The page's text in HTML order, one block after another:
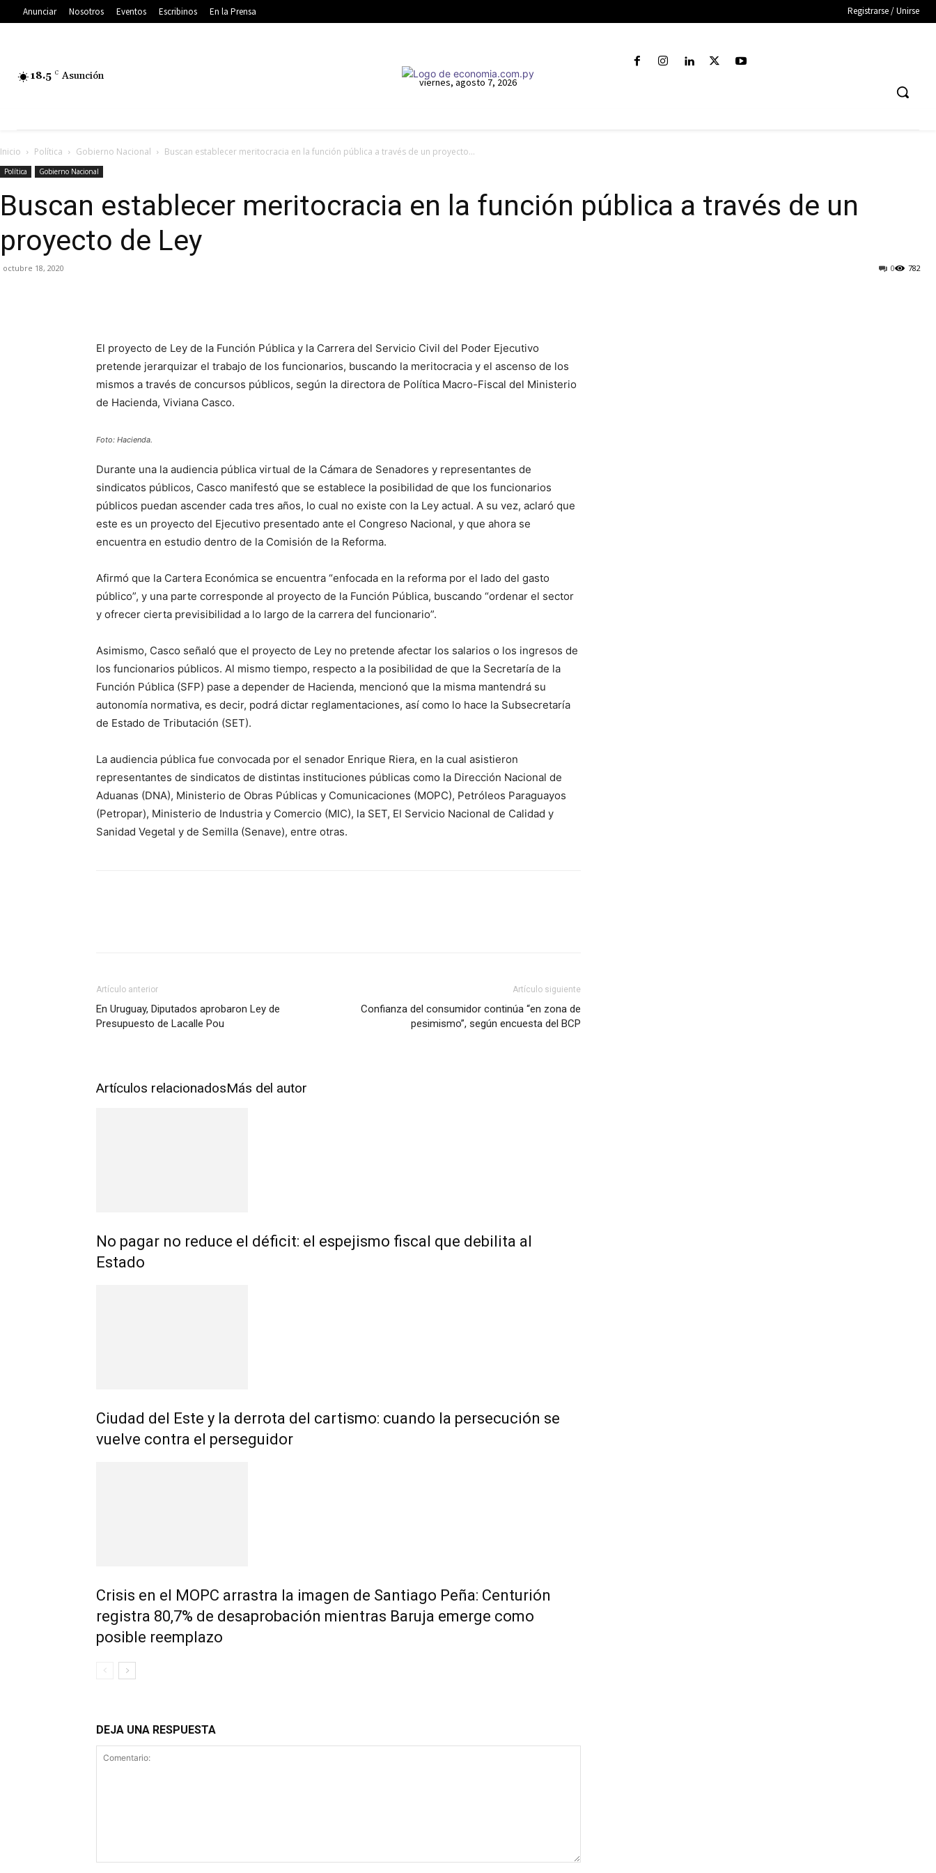
Anunciar Nosotros Eventos Escribinos En la Prensa Registrarse / Unirse
18.5 C Asunción viernes, agosto 7, 2026
Inicio Política Gobierno Nacional Buscan establecer meritocracia en la función pública a través de un proyecto...
Política Gobierno Nacional
Buscan establecer meritocracia en la función pública a través de un
proyecto de Ley
octubre 18, 2020 782
0
El proyecto de Ley de la Función Pública y la Carrera del Servicio Civil del Poder Ejecutivo
pretende jerarquizar el trabajo de los funcionarios, buscando la meritocracia y el ascenso de los
mismos a través de concursos públicos, según la directora de Política Macro-Fiscal del Ministerio
de Hacienda, Viviana Casco.
Foto: Hacienda.
Durante una la audiencia pública virtual de la Cámara de Senadores y representantes de
sindicatos públicos, Casco manifestó que se establece la posibilidad de que los funcionarios
públicos puedan ascender cada tres años, lo cual no existe con la Ley actual. A su vez, aclaró que
este es un proyecto del Ejecutivo presentado ante el Congreso Nacional, y que ahora se
encuentra en estudio dentro de la Comisión de la Reforma.
Afirmó que la Cartera Económica se encuentra “enfocada en la reforma por el lado del gasto
público”, y una parte corresponde al proyecto de la Función Pública, buscando “ordenar el sector
y ofrecer cierta previsibilidad a lo largo de la carrera del funcionario”.
Asimismo, Casco señaló que el proyecto de Ley no pretende afectar los salarios o los ingresos de
los funcionarios públicos. Al mismo tiempo, respecto a la posibilidad de que la Secretaría de la
Función Pública (SFP) pase a depender de Hacienda, mencionó que la misma mantendrá su
autonomía normativa, es decir, podrá dictar reglamentaciones, así como lo hace la Subsecretaría
de Estado de Tributación (SET).
La audiencia pública fue convocada por el senador Enrique Riera, en la cual asistieron
representantes de sindicatos de distintas instituciones públicas como la Dirección Nacional de
Aduanas (DNA), Ministerio de Obras Públicas y Comunicaciones (MOPC), Petróleos Paraguayos
(Petropar), Ministerio de Industria y Comercio (MIC), la SET, El Servicio Nacional de Calidad y
Sanidad Vegetal y de Semilla (Senave), entre otras.
Artículo anterior
En Uruguay, Diputados aprobaron Ley de
Presupuesto de Lacalle Pou
Artículo siguiente
Confianza del consumidor continúa “en zona de
pesimismo”, según encuesta del BCP
Artículos relacionadosMás del autor
No pagar no reduce el déficit: el espejismo fiscal que debilita al
Estado
Ciudad del Este y la derrota del cartismo: cuando la persecución se
vuelve contra el perseguidor
Crisis en el MOPC arrastra la imagen de Santiago Peña: Centurión
registra 80,7% de desaprobación mientras Baruja emerge como
posible reemplazo
DEJA UNA RESPUESTA